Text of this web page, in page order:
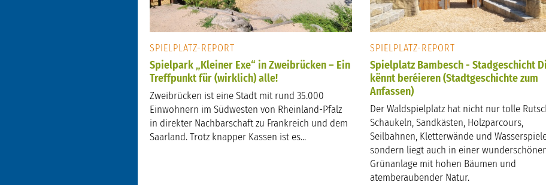
SPIELPLATZ-REPORT
Spielpark „Kleiner Exe“ in Zweibrücken – Ein
Treffpunkt für (wirklich) alle!
Zweibrücken ist eine Stadt mit rund 35.000
Einwohnern im Südwesten von Rheinland-Pfalz
in direkter Nachbarschaft zu Frankreich und dem
Saarland. Trotz knapper Kassen ist es...
SPIELPLATZ-REPORT
Spielplatz Bambesch - Stadgeschicht
kënnt beréieren (Stadtgeschichte zum
Anfassen)
Der Waldspielplatz hat nicht nur tolle
Schaukeln, Sandkästen, Holzparcours,
Seilbahnen, Kletterwände und
sondern liegt auch in einer
Grünanlage mit hohen Bäumen und
atemberaubender Natur.